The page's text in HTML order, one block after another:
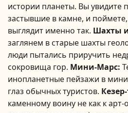
истории планеты. Вы увидите
застывшие в камне, и
выглядит именно так. Шахты
заглянем в старые шахты
люди пытались приручить
сокровища гор. Мини-Марс:
инопланетные пейзажи в
глаз обычных туристов.
каменному воину не как к арт-